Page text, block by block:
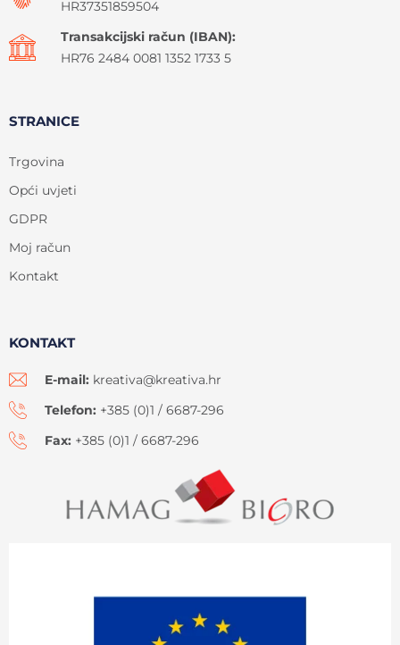
HR37351859504
Transakcijski račun (IBAN):
HR76 2484 0081 1352 1733 5
STRANICE
Trgovina
Opći uvjeti
GDPR
Moj račun
Kontakt
KONTAKT
E-mail: kreativa@kreativa.hr
Telefon: +385 (0)1 / 6687-296
Fax: +385 (0)1 / 6687-296